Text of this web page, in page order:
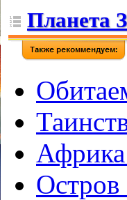
Планета
Африка